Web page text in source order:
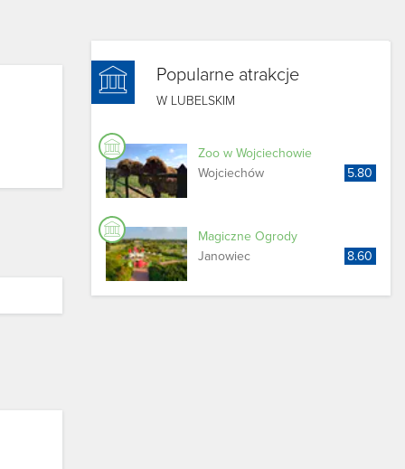
Popularne atrakcje
W LUBELSKIM
Zoo w Wojciechowie
Wojciechów
5.80
Magiczne Ogrody
Janowiec
8.60